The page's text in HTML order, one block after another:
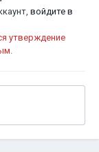
войдите в
утверждение